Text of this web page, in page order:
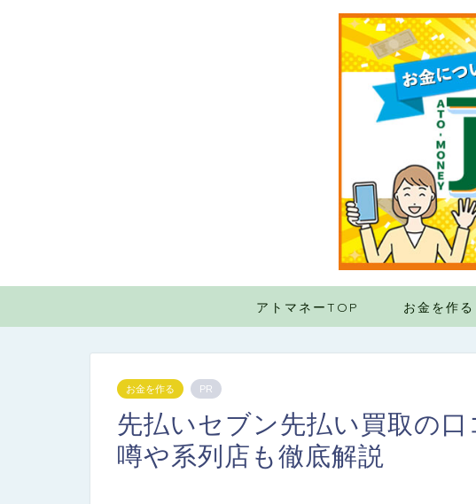
アトマネーTOP お金を作る
お金を作る PR
先払いセブン先払い買取の
噂や系列店も徹底解説